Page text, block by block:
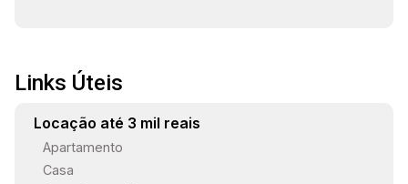
Links Úteis
Locação até 3 mil reais
Apartamento
Casa